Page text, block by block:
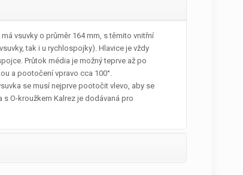
vsuvky o průměr 164 mm, s těmito vnitřní
tak i u rychlospojky). Hlavice je vždy
Průtok média je možný teprve až po
a pootočení vpravo cca 100°.
se musí nejprve pootočit vlevo, aby se
O-kroužkem Kalrez je dodávaná pro